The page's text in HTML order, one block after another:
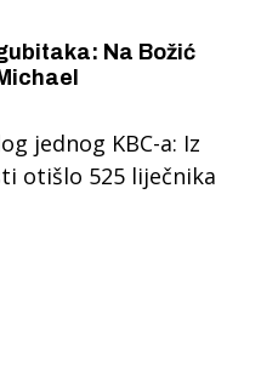
Na Božić